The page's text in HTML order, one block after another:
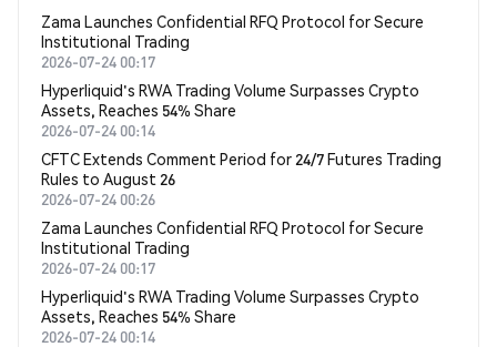
Zama Launches Confidential RFQ Protocol for Secure
Institutional Trading
2026-07-24 00:17
Hyperliquid's RWA Trading Volume Surpasses Crypto
Assets, Reaches 54% Share
2026-07-24 00:14
CFTC Extends Comment Period for 24/7 Futures Trading
Rules to August 26
2026-07-24 00:26
Zama Launches Confidential RFQ Protocol for Secure
Institutional Trading
2026-07-24 00:17
Hyperliquid's RWA Trading Volume Surpasses Crypto
Assets, Reaches 54% Share
2026-07-24 00:14